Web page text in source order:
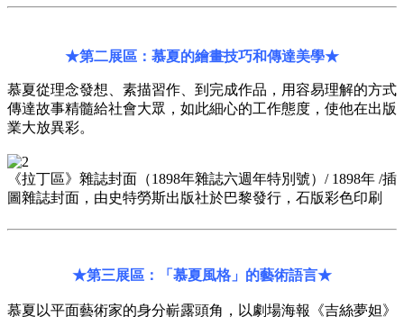
★第二展區：慕夏的繪畫技巧和傳達美學★
慕夏從理念發想、素描習作、到完成作品，用容易理解的方式
傳達故事精髓給社會大眾，如此細心的工作態度，使他在出版
業大放異彩。
《拉丁區》雜誌封面（1898年雜誌六週年特別號）/ 1898年 /插
圖雜誌封面，由史特勞斯出版社於巴黎發行，石版彩色印刷
★第三展區：「慕夏風格」的藝術語言★
慕夏以平面藝術家的身分嶄露頭角，以劇場海報《吉絲夢妲》